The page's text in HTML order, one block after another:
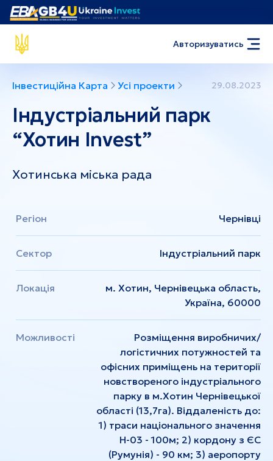
Авторизуватись
Інвестиційна Карта Усі проекти 29.08.2023
Індустріальний парк
“Хотин Invest”
Хотинська міська рада
Регіон Чернівці
Сектор Індустріальний парк
Локація
м. Хотин, Чернівецька область,
Україна, 60000
Можливості
Розміщення виробничих/
логістичних потужностей та
офісних приміщень на території
новствореного індустріального
парку в м.Хотин Чернівецької
області (13,7га). Віддаленість до:
1) траси національного значення
Н-03 - 100м; 2) кордону з ЄС
(Румунія) - 90 км; 3) аеропорту